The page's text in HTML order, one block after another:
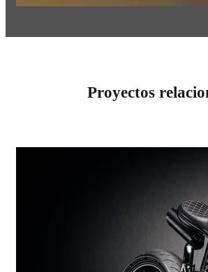
Proyectos